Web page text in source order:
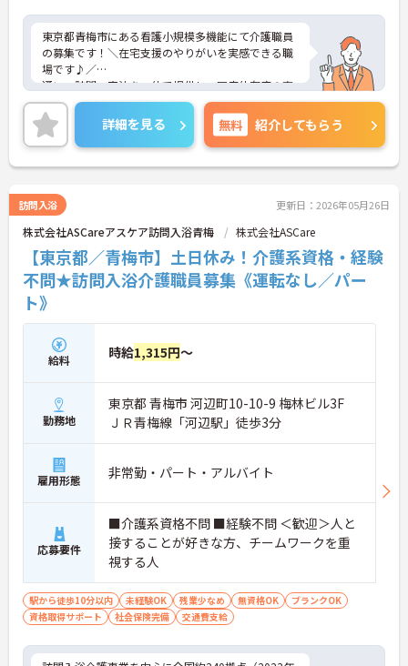
■ 安定収入を支える制度が充実？？
将来を見据えて働けます。
・「勤続手当」「経験手当」など長期勤務を評価
・早番・休日・当直など各種手当あり
・退職金制度（勤続3年以上）、社会保険完備
→ 安定した収入と安心感を両立できる職場です
東京都青梅市にある看護小規模多機能にて介護職員
の募集です！＼在宅支援のやりがいを実感できる職
場です♪／
通い・訪問・宿泊を一体で提供し、医療依存度の高
い方まで幅広く対応。「生活を支える介護」を大切
にしており、施設内外をつなぐ支援にしっかり関わ
れます。ご興味のある方には、面接対策ポイントな
ど、さらに詳細をお話しいたしますのでお気軽にご
相談ください！
■ 柔軟に働ける安心の勤務環境？
プライベートとの両立がしやすい環境です。
・「年間休日110日以上」「完全週休2日制（月9日
休み）」
・残業は月平均15時間程度
・夏季・冬季休暇それぞれ3日あり
ます
■ 3つのサービスでスキルUP
幅広い経験を積めるのが魅力です。
・通い・訪問・宿泊の3形態に対応
・利用者に合わせて柔軟に支援を切り替え
・身体介護、生活援助、送迎まで一貫して担当
→ 実務を通じて介護力をしっかり伸ばせます
地域に密着した介護を実践できます。
・自宅での生活継続を第一に考える支援
・地域包括ケアの一員として活躍できる
→ 「人の暮らしに寄り添う介護」を実感できる環境
です
■ 安定収入を支える制度が充実
詳細を見る 無料 紹介してもらう
訪問入浴 更新日：2026年05月26日
株式会社ASCareアスケア訪問入浴青梅 株式会社ASCare
【東京都／青梅市】土日休み！介護系資格・経験
不問★訪問入浴介護職員募集《運転なし／パー
ト》
給料 時給1,315円～
勤務地
東京都 青梅市 河辺町10-10-9 梅林ビル3F
ＪＲ青梅線「河辺駅」徒歩3分
雇用形態 非常勤・パート・アルバイト
応募要件
■介護系資格不問 ■経験不問 ＜歓迎＞人と
接することが好きな方、チームワークを重
視する人
駅から徒歩10分以内 未経験OK 残業少なめ 無資格OK
ブランクOK
資格取得サポート
社会保険完備 交通費支給